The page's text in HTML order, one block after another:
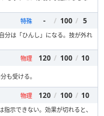
特殊 - / 100 / 5
分は「ひんし」になる。技が外れ
物理 120 / 100 / 10
も受ける。
物理 120 / 100 / 10
示できない。効果が切れると、